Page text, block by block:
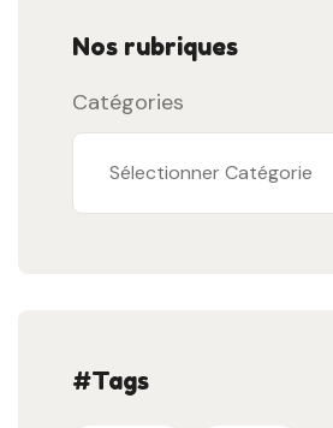
Nos rubriques
Catégories
#Tags